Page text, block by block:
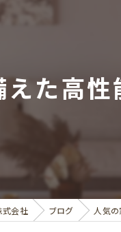
た高性
式会社 ブログ 人気